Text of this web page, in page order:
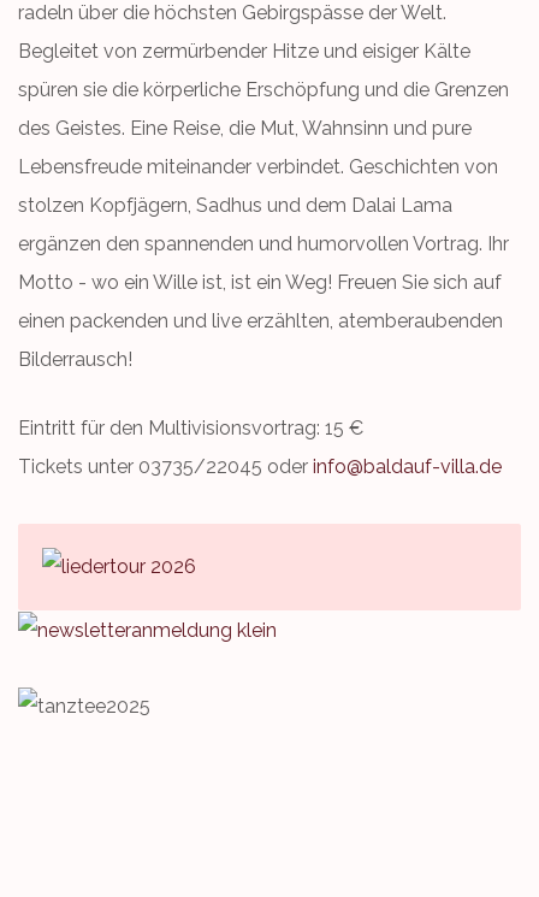
radeln über die höchsten Gebirgspässe der Welt.
Begleitet von zermürbender Hitze und eisiger Kälte
spüren sie die körperliche Erschöpfung und die Grenzen
des Geistes. Eine Reise, die Mut, Wahnsinn und pure
Lebensfreude miteinander verbindet. Geschichten von
stolzen Kopfjägern, Sadhus und dem Dalai Lama
ergänzen den spannenden und humorvollen Vortrag. Ihr
Motto - wo ein Wille ist, ist ein Weg! Freuen Sie sich auf
einen packenden und live erzählten, atemberaubenden
Bilderrausch!
Eintritt für den Multivisionsvortrag: 15 €
Tickets unter 03735/22045 oder info@baldauf-villa.de